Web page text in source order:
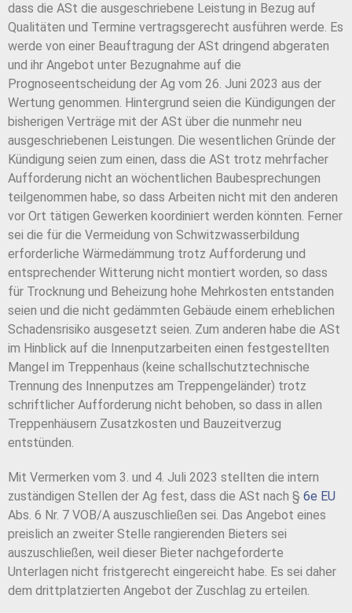
dass die ASt die ausgeschriebene Leistung in Bezug auf
Qualitäten und Termine vertragsgerecht ausführen werde. Es
werde von einer Beauftragung der ASt dringend abgeraten
und ihr Angebot unter Bezugnahme auf die
Prognoseentscheidung der Ag vom 26. Juni 2023 aus der
Wertung genommen. Hintergrund seien die Kündigungen der
bisherigen Verträge mit der ASt über die nunmehr neu
ausgeschriebenen Leistungen. Die wesentlichen Gründe der
Kündigung seien zum einen, dass die ASt trotz mehrfacher
Aufforderung nicht an wöchentlichen Baubesprechungen
teilgenommen habe, so dass Arbeiten nicht mit den anderen
vor Ort tätigen Gewerken koordiniert werden könnten. Ferner
sei die für die Vermeidung von Schwitzwasserbildung
erforderliche Wärmedämmung trotz Aufforderung und
entsprechender Witterung nicht montiert worden, so dass
für Trocknung und Beheizung hohe Mehrkosten entstanden
seien und die nicht gedämmten Gebäude einem erheblichen
Schadensrisiko ausgesetzt seien. Zum anderen habe die ASt
im Hinblick auf die Innenputzarbeiten einen festgestellten
Mangel im Treppenhaus (keine schallschutztechnische
Trennung des Innenputzes am Treppengeländer) trotz
schriftlicher Aufforderung nicht behoben, so dass in allen
Treppenhäusern Zusatzkosten und Bauzeitverzug
entstünden.
Mit Vermerken vom 3. und 4. Juli 2023 stellten die intern
zuständigen Stellen der Ag fest, dass die ASt nach § 6e EU
Abs. 6 Nr. 7 VOB/A auszuschließen sei. Das Angebot eines
preislich an zweiter Stelle rangierenden Bieters sei
auszuschließen, weil dieser Bieter nachgeforderte
Unterlagen nicht fristgerecht eingereicht habe. Es sei daher
dem drittplatzierten Angebot der Zuschlag zu erteilen.